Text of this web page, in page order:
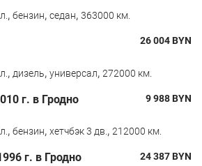
, бензин, седан, 363000 км.
26 004BYN
, дизель, универсал, 272000 км.
г. в Гродно 9 988BYN
, бензин, хетчбэк 3 дв., 212000 км.
г. в Гродно 24 387BYN